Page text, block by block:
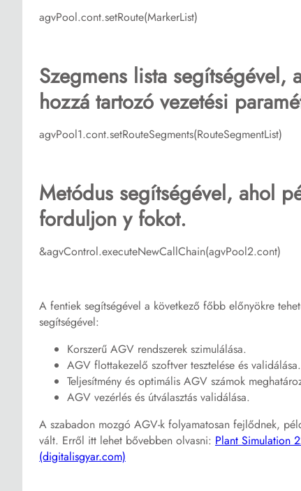
agvPool.cont.setRoute(MarkerList)
Szegmens lista segítségével,
hozzá tartozó vezetési
agvPool1.cont.setRouteSegments(RouteSegmentList)
Metódus segítségével, ahol
forduljon y fokot.
&agvControl.executeNewCallChain(agvPool2.cont)
A fentiek segítségével a következő főbb előnyökre
segítségével:
Korszerű AGV rendszerek szimulálása.
AGV flottakezelő szoftver tesztelése és validálása.
Teljesítmény és optimális AGV számok
AGV vezérlés és útválasztás validálása.
A szabadon mozgó AGV-k folyamatosan fejlődnek,
vált. Erről itt lehet bővebben olvasni: Plant Simulation
(digitalisgyar.com)